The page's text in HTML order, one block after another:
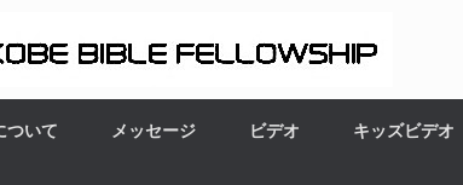
ついて メッセージ ビデオ キッズビデオ